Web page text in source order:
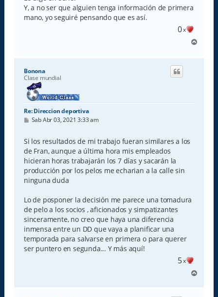
Y, a no ser que alguien tenga información de primera
mano, yo seguiré pensando que es así.
0x
r
Bonona
Clase mundial
Re: Direccion deportiva
M
s
a
j
e
Sab Abr 03, 2021 3:33 am
Si los resultados de mi trabajo fueran similares a los
de Fran, aunque a última hora mis empleados
hicieran horas trabajarán los 7 días y sacarán la
producción por los pelos me echarian a la calle sin
ninguna duda
Lo de posponer la decisión me parece una tomadura
de pelo a los socios , aficionados y simpatizantes
sinceramente, no creo que haya una diferencia
inmensa entre un DD que vaya a planificar una
temporada para salvarse en primera o para querer
ser puntero en segunda... Y más aquí!
5x
r